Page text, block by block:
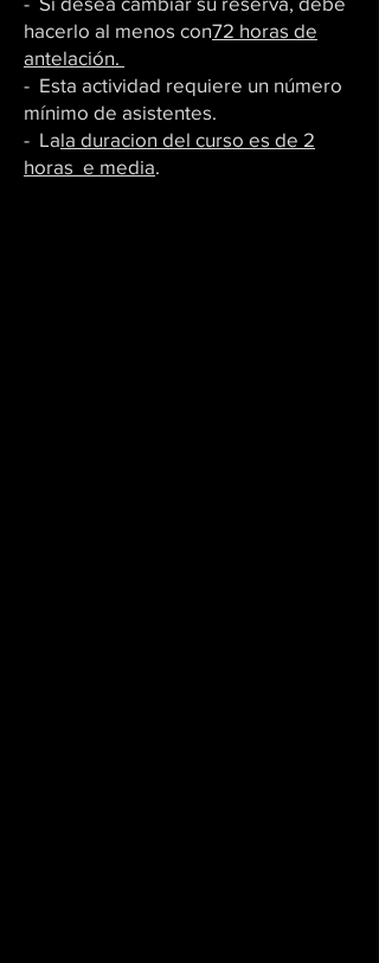
hacerlo al menos con72 horas de
antelación.
- Esta actividad requiere un número
mínimo de asistentes.
- Lala duracion del curso es de 2
horas e media.